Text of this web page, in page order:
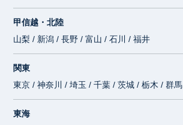
甲信越・北陸
山梨 / 新潟 / 長野 / 富山 / 石川 / 福井
関東
東京 / 神奈川 / 埼玉 / 千葉 / 茨城 / 栃木 / 群馬
東海